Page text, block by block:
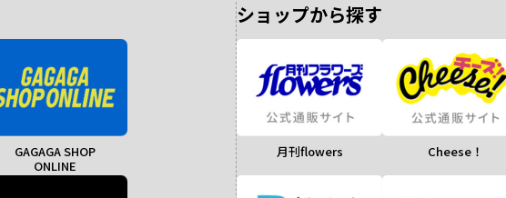
GAGAGA SHOP
ONLINE
ショップから探す
月刊flowers Cheese！